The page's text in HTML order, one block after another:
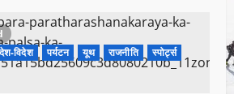
देश-विदेश पर्यटन यूथ राजनीति
स्पोर्ट्स